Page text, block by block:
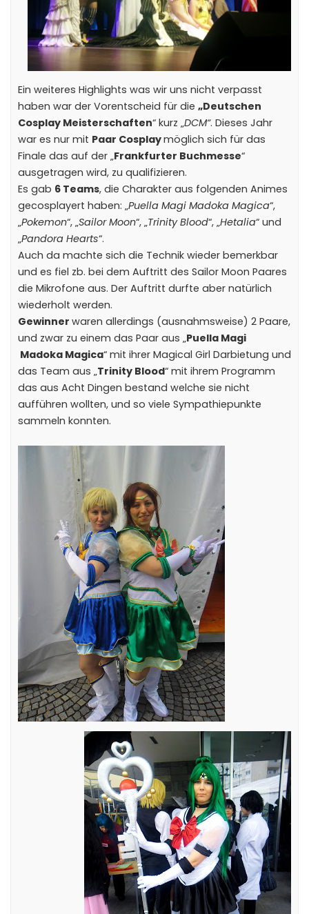
Ein weiteres Highlights was wir uns nicht verpasst
haben war der Vorentscheid für die „Deutschen
Cosplay Meisterschaften“ kurz „DCM“. Dieses Jahr
war es nur mit Paar Cosplaymöglich sich für das
Finale das auf der „Frankfurter Buchmesse“
ausgetragen wird, zu qualifizieren.
Es gab 6 Teams, die Charakter aus folgenden Animes
gecosplayert haben: „Puella Magi Madoka Magica“,
„Pokemon“, „Sailor Moon“, „Trinity Blood“, „Hetalia“ und
„Pandora Hearts“.
Auch da machte sich die Technik wieder bemerkbar
und es fiel zb. bei dem Auftritt des Sailor Moon Paares
die Mikrofone aus. Der Auftritt durfte aber natürlich
wiederholt werden.
Gewinner waren allerdings (ausnahmsweise) 2 Paare,
und zwar zu einem das Paar aus „Puella Magi
Madoka Magica“ mit ihrer Magical Girl Darbietung und
das Team aus „Trinity Blood“ mit ihrem Programm
das aus Acht Dingen bestand welche sie nicht
aufführen wollten, und so viele Sympathiepunkte
sammeln konnten.